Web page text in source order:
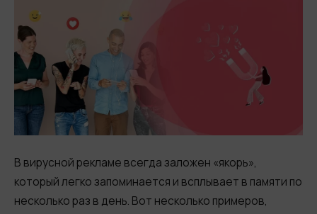
В вирусной рекламе всегда заложен «якорь»,
который легко запоминается и всплывает в памяти по
несколько раз в день. Вот несколько примеров,